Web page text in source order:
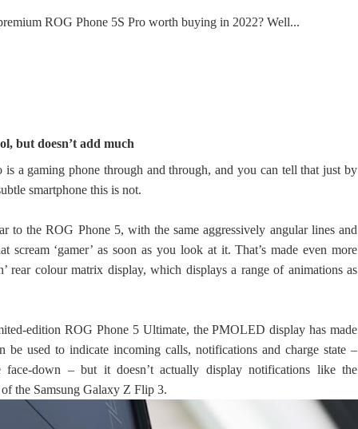
ROG Phone 5S Pro worth buying in 2022? Well...
but doesn’t add much
a gaming phone through and through, and you can tell that just by
smartphone this is not.
to the ROG Phone 5, with the same aggressively angular lines and
scream ‘gamer’ as soon as you look at it. That’s made even more
rear colour matrix display, which displays a range of animations as
edition ROG Phone 5 Ultimate, the PMOLED display has made
used to indicate incoming calls, notifications and charge state –
down – but it doesn’t actually display notifications like the
the Samsung Galaxy Z Flip 3.